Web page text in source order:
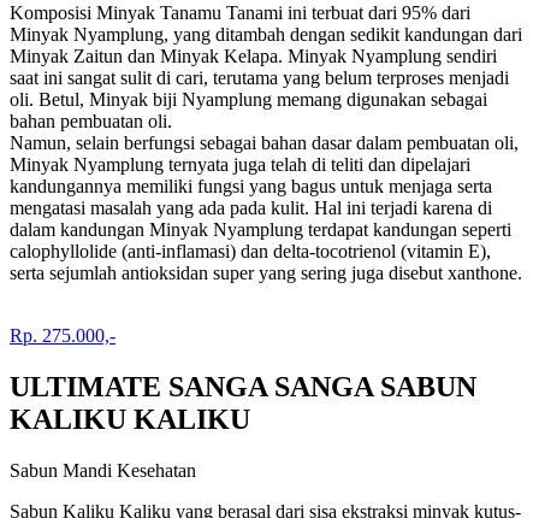
Komposisi Minyak Tanamu Tanami ini terbuat dari 95% dari
Minyak Nyamplung, yang ditambah dengan sedikit kandungan dari
Minyak Zaitun dan Minyak Kelapa. Minyak Nyamplung sendiri
saat ini sangat sulit di cari, terutama yang belum terproses menjadi
oli. Betul, Minyak biji Nyamplung memang digunakan sebagai
bahan pembuatan oli.
Namun, selain berfungsi sebagai bahan dasar dalam pembuatan oli,
Minyak Nyamplung ternyata juga telah di teliti dan dipelajari
kandungannya memiliki fungsi yang bagus untuk menjaga serta
mengatasi masalah yang ada pada kulit. Hal ini terjadi karena di
dalam kandungan Minyak Nyamplung terdapat kandungan seperti
calophyllolide (anti-inflamasi) dan delta-tocotrienol (vitamin E),
serta sejumlah antioksidan super yang sering juga disebut xanthone.
Rp. 275.000,-
ULTIMATE SANGA SANGA SABUN
KALIKU KALIKU
Sabun Mandi Kesehatan
Sabun Kaliku Kaliku yang berasal dari sisa ekstraksi minyak kutus-